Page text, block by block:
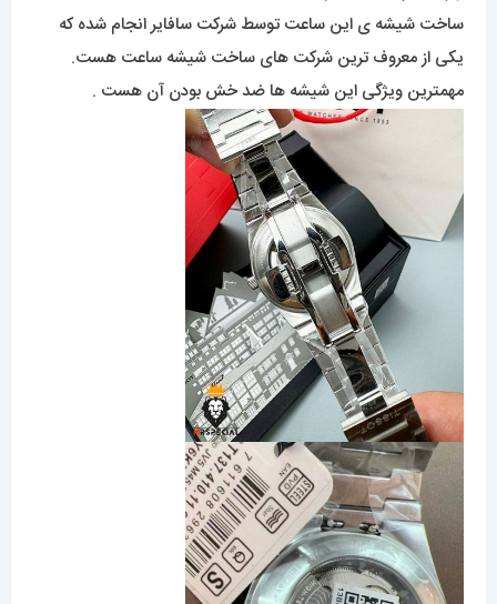
ساخت شیشه ی این ساعت توسط شرکت سافایر انجام شده که
یکی از معروف ترین شرکت های ساخت شیشه ساعت هست.
مهمترین ویژگی این شیشه ها ضد خش بودن آن هست .